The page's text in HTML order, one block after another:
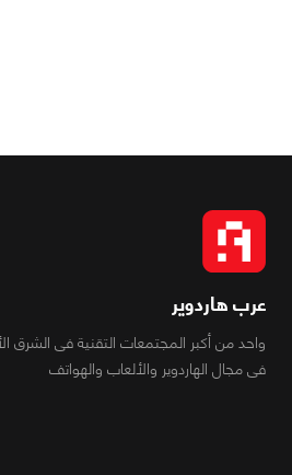
عرب هاردوير
واحد من أكبر المجتمعات التقنية فى
فى مجال الهاردوير والألعاب والهواتف